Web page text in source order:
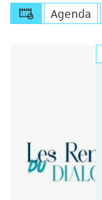
Agenda